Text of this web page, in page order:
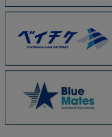
2025.09 (5)
2025.08 (6)
2025.07 (6)
2025.05 (9)
2025.04 (9)
2025.03 (9)